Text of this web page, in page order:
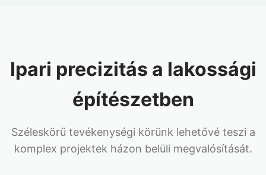
Ipari precizitás a lakossági
építészetben
Széleskörű tevékenységi körünk lehetővé teszi a
komplex projektek házon belüli megvalósítását.